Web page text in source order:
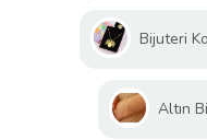
Bijuteri
Altın